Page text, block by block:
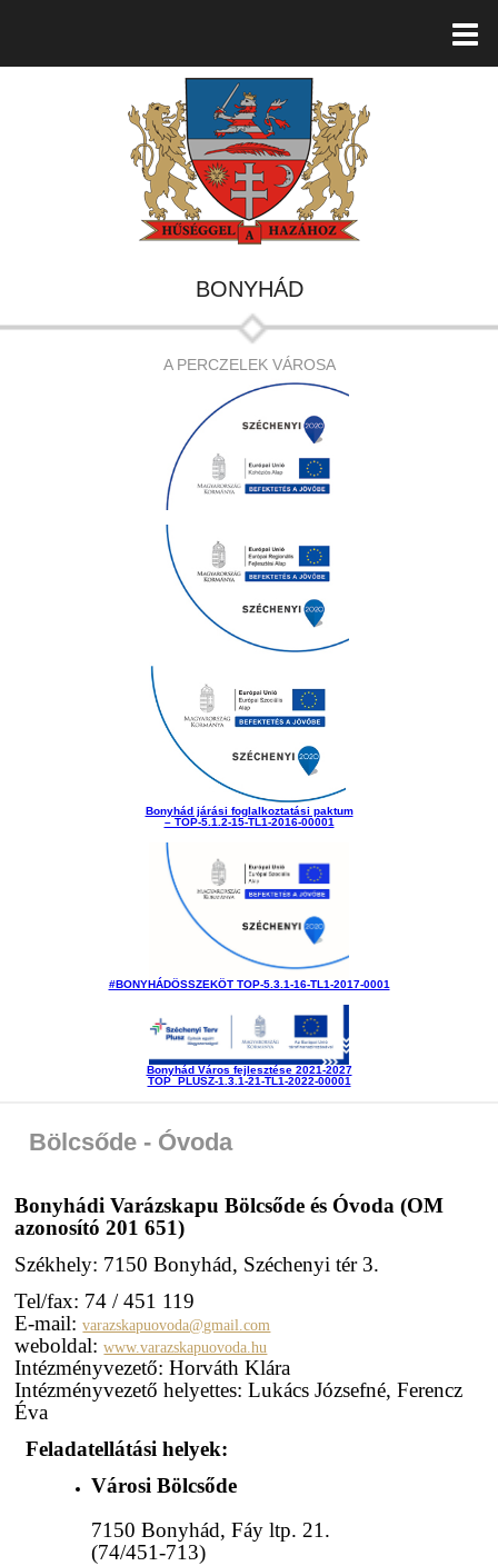
BONYHÁD
A PERCZELEK VÁROSA
Bonyhád járási foglalkoztatási paktum
– TOP-5.1.2-15-TL1-2016-00001
#BONYHÁDÖSSZEKÖT TOP-5.3.1-16-TL1-2017-0001
Bonyhád Város fejlesztése 2021-2027
TOP_PLUSZ-1.3.1-21-TL1-2022-00001
Bölcsőde - Óvoda
Bonyhádi Varázskapu Bölcsőde és Óvoda (OM
azonosító 201 651)
Székhely: 7150 Bonyhád, Széchenyi tér 3.
Tel/fax: 74 / 451 119
E-mail:varazskapuovoda@gmail.com
weboldal:www.varazskapuovoda.hu
Intézményvezető: Horváth Klára
Intézményvezető helyettes: Lukács Józsefné, Ferencz
Éva
Feladatellátási helyek:
Városi Bölcsőde
7150 Bonyhád, Fáy ltp. 21.
(74/451-713)